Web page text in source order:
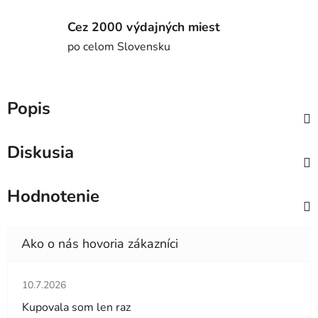
Cez 2000 výdajných miest
po celom Slovensku
Popis
Diskusia
Hodnotenie
Hodnotenie obchodu je 5 z 5 hviezdičiek.
10.7.2026
Kupovala som len raz